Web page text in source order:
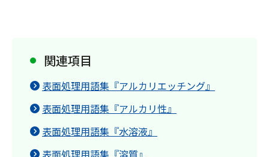
関連項目
表面処理用語集『アルカリエッチング』
表面処理用語集『アルカリ性』
表面処理用語集『水溶液』
表面処理用語集『溶質』